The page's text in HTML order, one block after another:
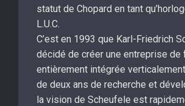
statut de Chopard en tant
L.U.C.
C’est en 1993 que Karl-Friedrich
décidé de créer une entreprise de
entièrement intégrée
de deux ans de recherche et
la vision de Scheufele est